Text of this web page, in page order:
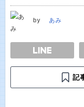
by あみ
TWEET
記